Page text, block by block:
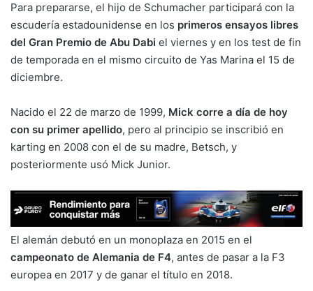
Para prepararse, el hijo de Schumacher participará con la
escudería estadounidense en los primeros ensayos libres
del Gran Premio de Abu Dabi el viernes y en los test de fin
de temporada en el mismo circuito de Yas Marina el 15 de
diciembre.
Nacido el 22 de marzo de 1999, Mick corre a día de hoy
con su primer apellido, pero al principio se inscribió en
karting en 2008 con el de su madre, Betsch, y
posteriormente usó Mick Junior.
El alemán debutó en un monoplaza en 2015 en el
campeonato de Alemania de F4, antes de pasar a la F3
europea en 2017 y de ganar el título en 2018.